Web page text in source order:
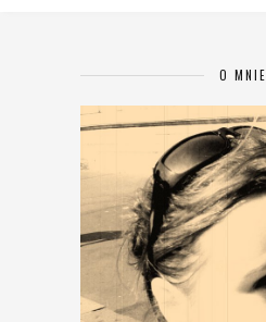
O MNIE